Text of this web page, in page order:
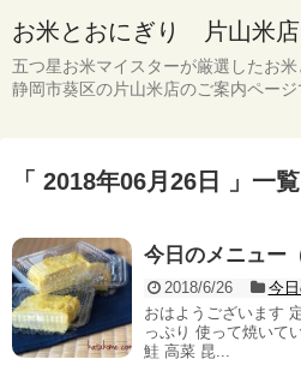
お米とおにぎり 片山米店
五つ星お米マイスターが厳選したお
静岡市葵区の片山米店のご案内ページ
「 2018年06月26日 」一覧
今日のメニュー
2018/6/26
今
おはようございます
っぷり 使って焼いて
鮭 高菜 昆...